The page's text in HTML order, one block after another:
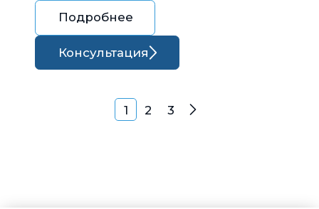
Подробнее
Консультация
Навигация по
1 2 3 Далее